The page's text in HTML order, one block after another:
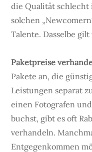
die Qualität schlecht
solchen
Talente. Dasselbe
Paketpreise
Pakete an, die
Leistungen separat
einen Fotografen
buchst, gibt es oft
verhandeln.
Entgegenkommen